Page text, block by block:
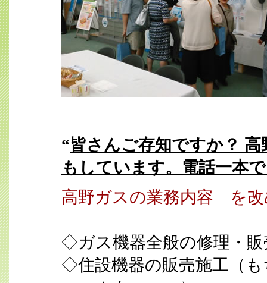
“皆さんご存知ですか？ 高
もしています。電話一本
高野ガスの業務内容 を改
◇ガス機器全般の修理・販
◇住設機器の販売施工（